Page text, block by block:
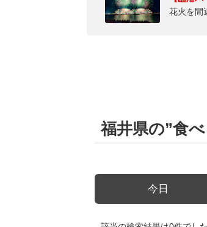
花火を間
福井県の”食べ
今日